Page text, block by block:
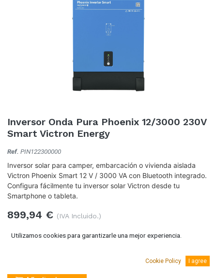
Inversor Onda Pura Phoenix 12/3000 230V
Smart Victron Energy
Ref. PIN122300000
Inversor solar para camper, embarcación o vivienda aislada
Victron Phoenix Smart 12 V / 3000 VA con Bluetooth integrado.
Configura fácilmente tu inversor solar Victron desde tu
Smartphone o tableta.
899,94 € (IVA Incluido.)
743,75€ (Sin IVA)
Utilizamos cookies para garantizarle una mejor experiencia.
Cookie Policy I agree